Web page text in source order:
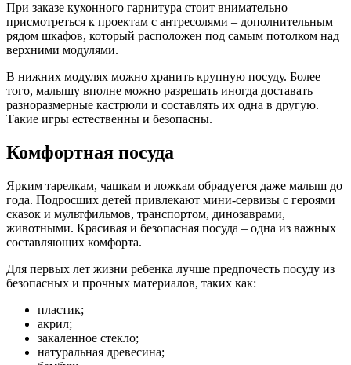
При заказе кухонного гарнитура стоит внимательно
присмотреться к проектам с антресолями – дополнительным
рядом шкафов, который расположен под самым потолком над
верхними модулями.
В нижних модулях можно хранить крупную посуду. Более
того, малышу вполне можно разрешать иногда доставать
разноразмерные кастрюли и составлять их одна в другую.
Такие игры естественны и безопасны.
Комфортная посуда
Ярким тарелкам, чашкам и ложкам обрадуется даже малыш до
года. Подросших детей привлекают мини-сервизы с героями
сказок и мультфильмов, транспортом, динозаврами,
животными. Красивая и безопасная посуда – одна из важных
составляющих комфорта.
Для первых лет жизни ребенка лучше предпочесть посуду из
безопасных и прочных материалов, таких как:
пластик;
акрил;
закаленное стекло;
натуральная древесина;